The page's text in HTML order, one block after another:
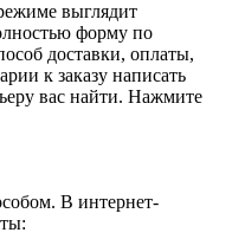
выглядит
форму по
доставки, оплаты,
к заказу написать
вас найти. Нажмите
В интернет-